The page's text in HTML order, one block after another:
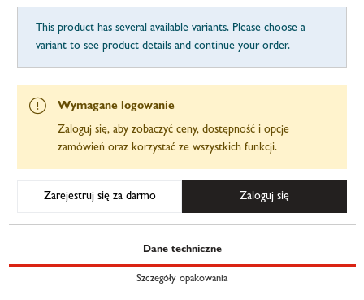
This product has several available variants. Please choose a
variant to see product details and continue your order.
Wymagane logowanie
Zaloguj się, aby zobaczyć ceny, dostępność i opcje
zamówień oraz korzystać ze wszystkich funkcji.
Zarejestruj się za darmo Zaloguj się
Dane techniczne
Szczegóły opakowania